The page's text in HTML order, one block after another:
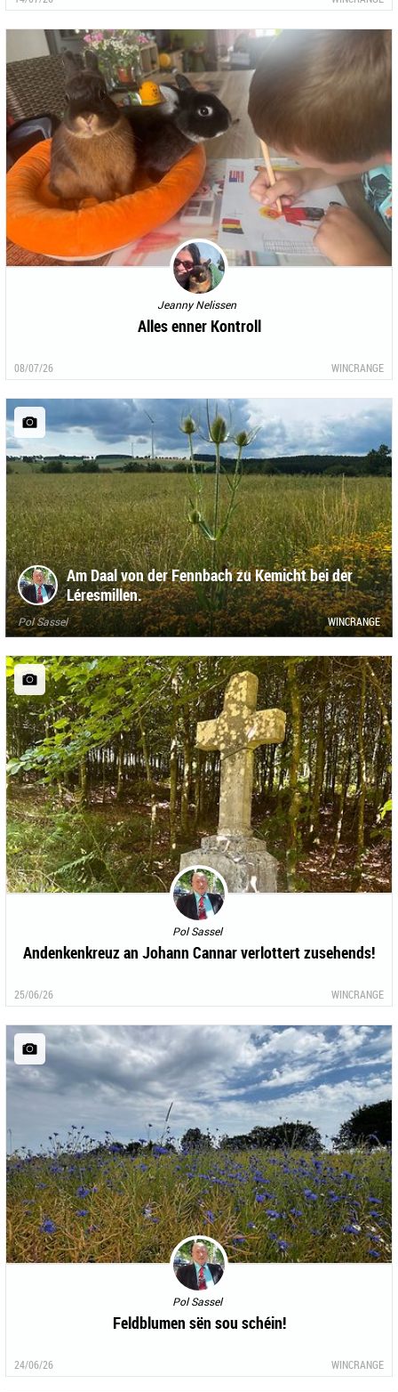
Jeanny Nelissen
Alles enner Kontroll
08/07/26 WINCRANGE
Am Daal von der Fennbach zu Kemicht bei der
Léresmillen.
Pol Sassel WINCRANGE
Pol Sassel
Andenkenkreuz an Johann Cannar verlottert zusehends!
25/06/26 WINCRANGE
Pol Sassel
Feldblumen sën sou schéin!
24/06/26 WINCRANGE